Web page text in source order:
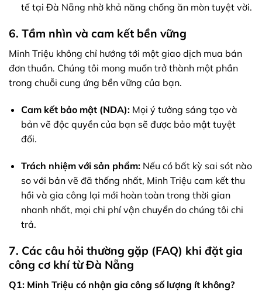
tế tại Đà Nẵng nhờ khả năng chống ăn mòn tuyệt vời.
6. Tầm nhìn và cam kết bền vững
Minh Triệu không chỉ hướng tới một giao dịch mua bán
đơn thuần. Chúng tôi mong muốn trở thành một phần
trong chuỗi cung ứng bền vững của bạn.
Cam kết bảo mật (NDA):Mọi ý tưởng sáng tạo và
bản vẽ độc quyền của bạn sẽ được bảo mật tuyệt
đối.
Trách nhiệm với sản phẩm:Nếu có bất kỳ sai sót nào
so với bản vẽ đã thống nhất, Minh Triệu cam kết thu
hồi và gia công lại mới hoàn toàn trong thời gian
nhanh nhất, mọi chi phí vận chuyển do chúng tôi chi
trả.
7. Các câu hỏi thường gặp (FAQ) khi đặt gia
công cơ khí từ Đà Nẵng
Q1: Minh Triệu có nhận gia công số lượng ít không?